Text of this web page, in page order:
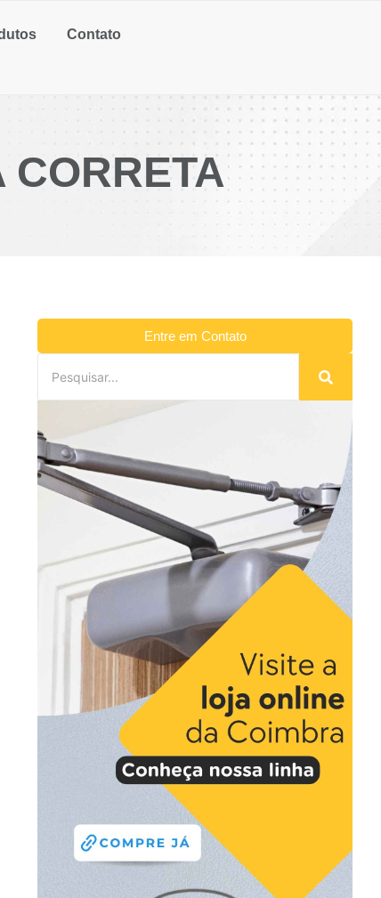
Contato
CORRETA
Entre em Contato